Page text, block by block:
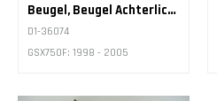
Beugel, Beugel Achterlicht
D1-36074
GSX750F: 1998 - 2005